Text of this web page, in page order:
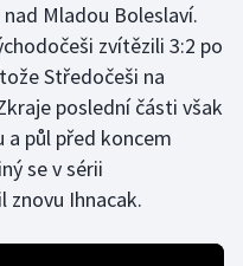
Mladou Boleslaví.
zvítězili 3:2 po
Středočeši na
poslední části však
a půl před koncem
se v sérii
znovu Ihnacak.